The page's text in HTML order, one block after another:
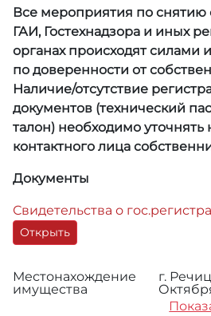
Все мероприятия по снятию
ГАИ, Гостехнадзора и иных
органах происходят силами
по доверенности от
Наличие/отсутствие
документов (технический
талон) необходимо уточнять
контактного лица
Документы
Свидетельства о
Открыть
Местонахождение
имущества
г.